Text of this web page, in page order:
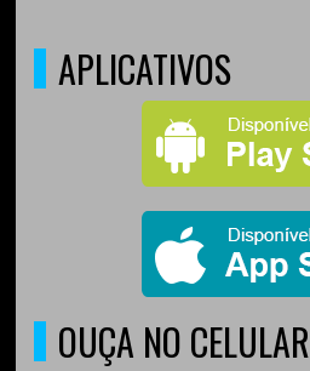
APLICATIVOS
OUÇA NO CELULAR